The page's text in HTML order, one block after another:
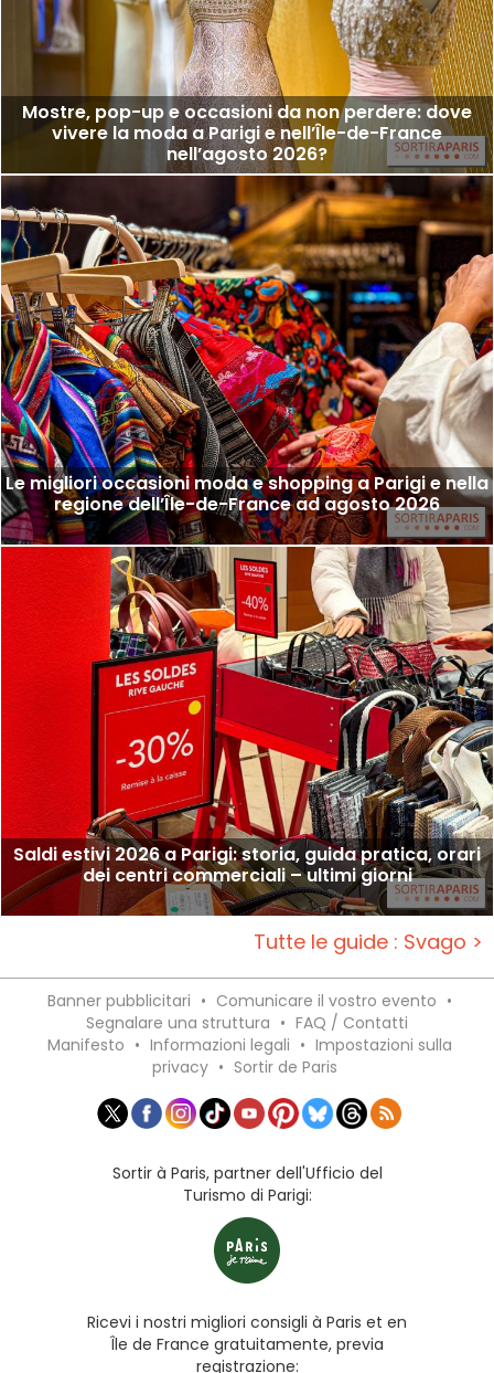
Mostre, pop-up e occasioni da non perdere: dove
vivere la moda a Parigi e nell’Île-de-France
nell’agosto 2026?
Le migliori occasioni moda e shopping a Parigi e nella
regione dell’Île-de-France ad agosto 2026
Saldi estivi 2026 a Parigi: storia, guida pratica, orari
dei centri commerciali – ultimi giorni
Tutte le guide : Svago >
Banner pubblicitari • Comunicare il vostro evento •
Segnalare una struttura • FAQ / Contatti
Manifesto • Informazioni legali • Impostazioni sulla
privacy • Sortir de Paris
Sortir à Paris, partner dell'Ufficio del
Turismo di Parigi:
Ricevi i nostri migliori consigli à Paris et en
Île de France gratuitamente, previa
registrazione: